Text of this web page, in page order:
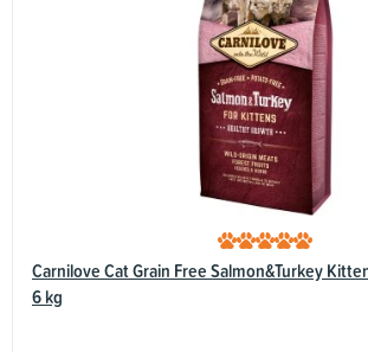
Carnilove Cat Grain Free Salmon&Turkey
6 kg